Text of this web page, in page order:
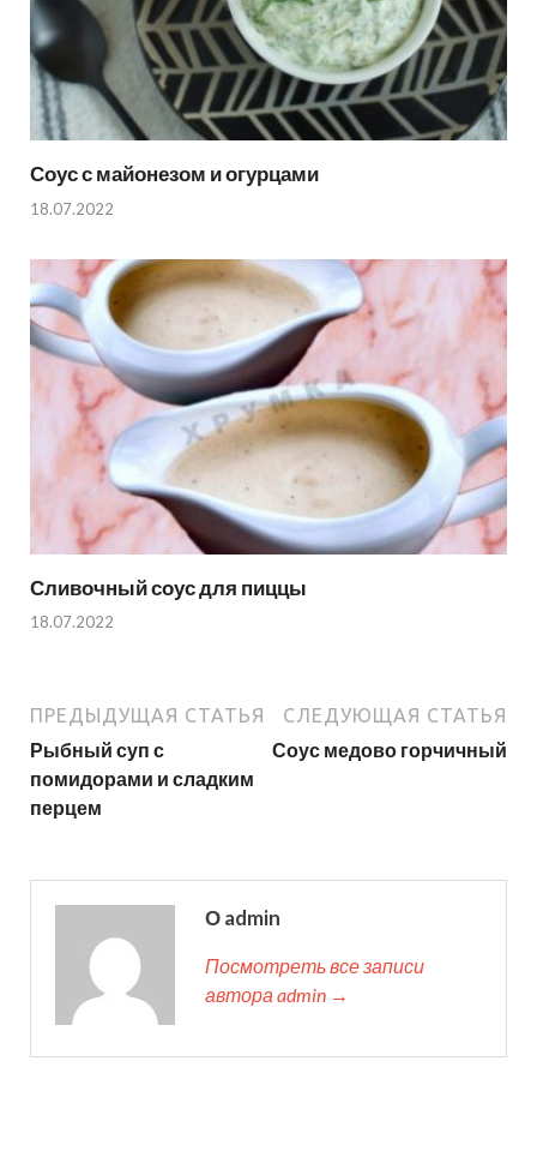
Соус с майонезом и огурцами
18.07.2022
Сливочный соус для пиццы
18.07.2022
ПРЕДЫДУЩАЯ СТАТЬЯ
Рыбный суп с
помидорами и сладким
перцем
СЛЕДУЮЩАЯ СТАТЬЯ
Соус медово горчичный
О admin
Посмотреть все записи
автора admin →